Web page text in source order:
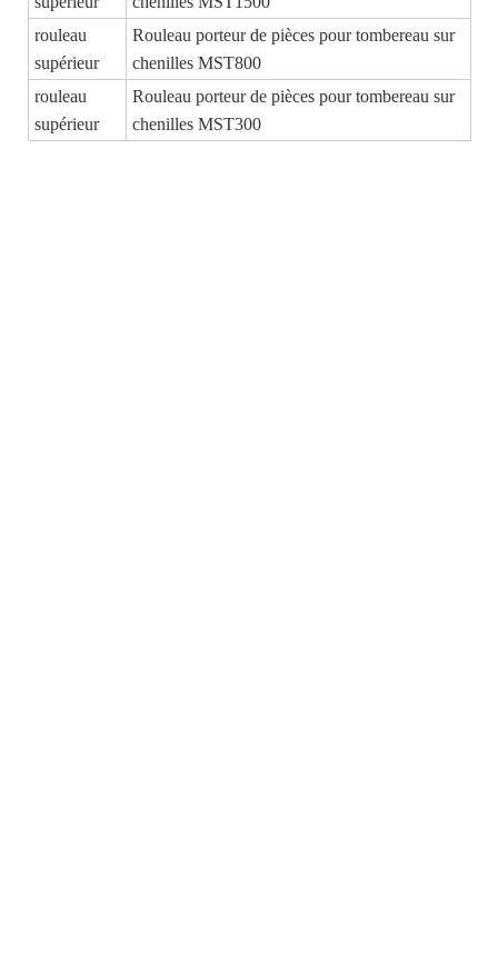
rouleau
supérieur
Rouleau porteur de pièces pour tombereau sur
chenilles MST800
rouleau
supérieur
Rouleau porteur de pièces pour tombereau sur
chenilles MST300